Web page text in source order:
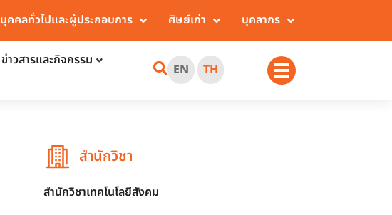
บุคคลทั่วไปและผู้ประกอบการ ศิษย์เก่า บุคลากร
ข่าวสารและกิจกรรม
EN TH
สำนักวิชา
สำนักวิชาเทคโนโลยีสังคม